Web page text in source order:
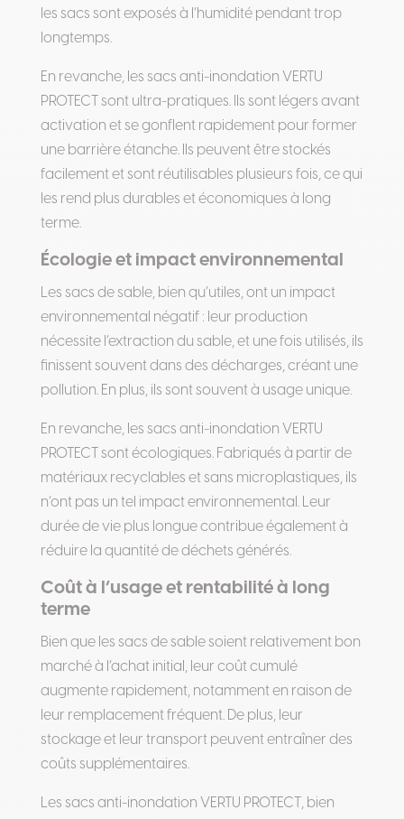
les sacs sont exposés à l’humidité pendant trop
longtemps.
En revanche, les sacs anti-inondation VERTU
PROTECT sont ultra-pratiques. Ils sont légers avant
activation et se gonflent rapidement pour former
une barrière étanche. Ils peuvent être stockés
facilement et sont réutilisables plusieurs fois, ce qui
les rend plus durables et économiques à long
terme.
Écologie et impact environnemental
Les sacs de sable, bien qu’utiles, ont un impact
environnemental négatif : leur production
nécessite l’extraction du sable, et une fois utilisés, ils
finissent souvent dans des décharges, créant une
pollution. En plus, ils sont souvent à usage unique.
En revanche, les sacs anti-inondation VERTU
PROTECT sont écologiques. Fabriqués à partir de
matériaux recyclables et sans microplastiques, ils
n’ont pas un tel impact environnemental. Leur
durée de vie plus longue contribue également à
réduire la quantité de déchets générés.
Coût à l’usage et rentabilité à long
terme
Bien que les sacs de sable soient relativement bon
marché à l’achat initial, leur coût cumulé
augmente rapidement, notamment en raison de
leur remplacement fréquent. De plus, leur
stockage et leur transport peuvent entraîner des
coûts supplémentaires.
Les sacs anti-inondation VERTU PROTECT, bien